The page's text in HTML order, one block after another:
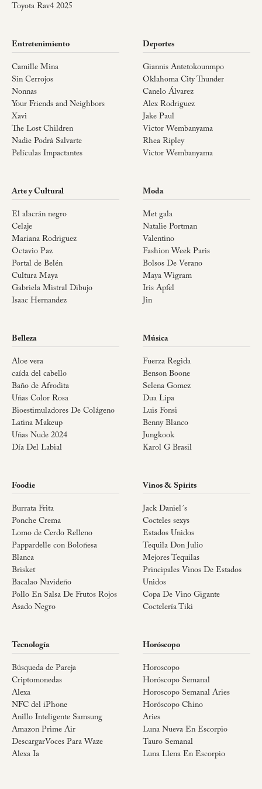
Toyota Rav4 2025
Entretenimiento
Camille Mina
Sin Cerrojos
Nonnas
Your Friends and Neighbors
Xavi
The Lost Children
Nadie Podrá Salvarte
Películas Impactantes
Deportes
Giannis Antetokounmpo
Oklahoma City Thunder
Canelo Álvarez
Alex Rodriguez
Jake Paul
Victor Wembanyama
Rhea Ripley
Victor Wembanyama
Arte y Cultural
El alacrán negro
Celaje
Mariana Rodriguez
Octavio Paz
Portal de Belén
Cultura Maya
Gabriela Mistral Dibujo
Isaac Hernandez
Moda
Met gala
Natalie Portman
Valentino
Fashion Week Paris
Bolsos De Verano
Maya Wigram
Iris Apfel
Jin
Belleza
Aloe vera
caída del cabello
Baño de Afrodita
Uñas Color Rosa
Bioestimuladores De Colágeno
Latina Makeup
Uñas Nude 2024
Día Del Labial
Música
Fuerza Regida
Benson Boone
Selena Gomez
Dua Lipa
Luis Fonsi
Benny Blanco
Jungkook
Karol G Brasil
Foodie
Burrata Frita
Ponche Crema
Lomo de Cerdo Relleno
Pappardelle con Boloñesa
Blanca
Brisket
Bacalao Navideño
Pollo En Salsa De Frutos Rojos
Asado Negro
Vinos & Spirits
Jack Daniel´s
Cocteles sexys
Estados Unidos
Tequila Don Julio
Mejores Tequilas
Principales Vinos De Estados
Unidos
Copa De Vino Gigante
Coctelería Tiki
Tecnología
Búsqueda de Pareja
Criptomonedas
Alexa
NFC del iPhone
Anillo Inteligente Samsung
Amazon Prime Air
DescargarVoces Para Waze
Alexa Ia
Horóscopo
Horoscopo
Horóscopo Semanal
Horoscopo Semanal Aries
Horóscopo Chino
Aries
Luna Nueva En Escorpio
Tauro Semanal
Luna Llena En Escorpio